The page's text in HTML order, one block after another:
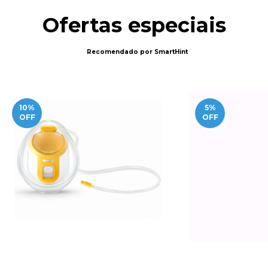
Ofertas especiais
Recomendado por SmartHint
10%
OFF
5%
OFF